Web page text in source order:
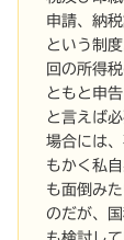
申請、納
という制
回の所得
ともと申
と言えば
場合には
もかく私
も面倒み
のだが、